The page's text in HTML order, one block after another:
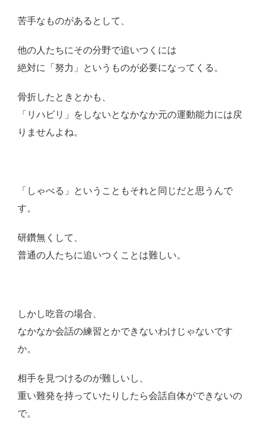
苦手なものがあるとして、
他の人たちにその分野で追いつくには
絶対に「努力」というものが必要になってくる。
骨折したときとかも、
「リハビリ」をしないとなかなか元の運動能力には戻
りませんよね。
「しゃべる」ということもそれと同じだと思うんで
す。
研鑽無くして、
普通の人たちに追いつくことは難しい。
しかし吃音の場合、
なかなか会話の練習とかできないわけじゃないです
か。
相手を見つけるのが難しいし、
重い難発を持っていたりしたら会話自体ができないの
で。